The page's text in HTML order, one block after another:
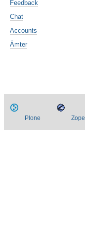
Feedback
Chat
Accounts
Ämter
Plone Zope